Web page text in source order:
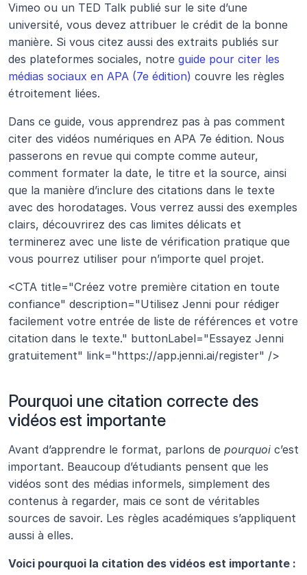
Vimeo ou un TED Talk publié sur le site d’une
université, vous devez attribuer le crédit de la bonne
manière. Si vous citez aussi des extraits publiés sur
des plateformes sociales, notre guide pour citer les
médias sociaux en APA (7e édition) couvre les règles
étroitement liées.
Dans ce guide, vous apprendrez pas à pas comment
citer des vidéos numériques en APA 7e édition. Nous
passerons en revue qui compte comme auteur,
comment formater la date, le titre et la source, ainsi
que la manière d’inclure des citations dans le texte
avec des horodatages. Vous verrez aussi des exemples
clairs, découvrirez des cas limites délicats et
terminerez avec une liste de vérification pratique que
vous pourrez utiliser pour n’importe quel projet.
<CTA title="Créez votre première citation en toute
confiance" description="Utilisez Jenni pour rédiger
facilement votre entrée de liste de références et votre
citation dans le texte." buttonLabel="Essayez Jenni
gratuitement" link="https://app.jenni.ai/register" />
Pourquoi une citation correcte des
vidéos est importante
Avant d’apprendre le format, parlons de pourquoi c’est
important. Beaucoup d’étudiants pensent que les
vidéos sont des médias informels, simplement des
contenus à regarder, mais ce sont de véritables
sources de savoir. Les règles académiques s’appliquent
aussi à elles.
Voici pourquoi la citation des vidéos est importante :